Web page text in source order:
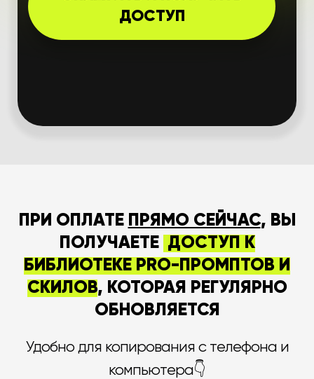
ДОСТУП
ПРИ ОПЛАТЕ ПРЯМО СЕЙЧАС, ВЫ
ПОЛУЧАЕТЕ ДОСТУП К
БИБЛИОТЕКЕ PRO-ПРОМПТОВ И
СКИЛОВ, КОТОРАЯ РЕГУЛЯРНО
ОБНОВЛЯЕТСЯ
Удобно для копирования с телефона и
компьютера👇